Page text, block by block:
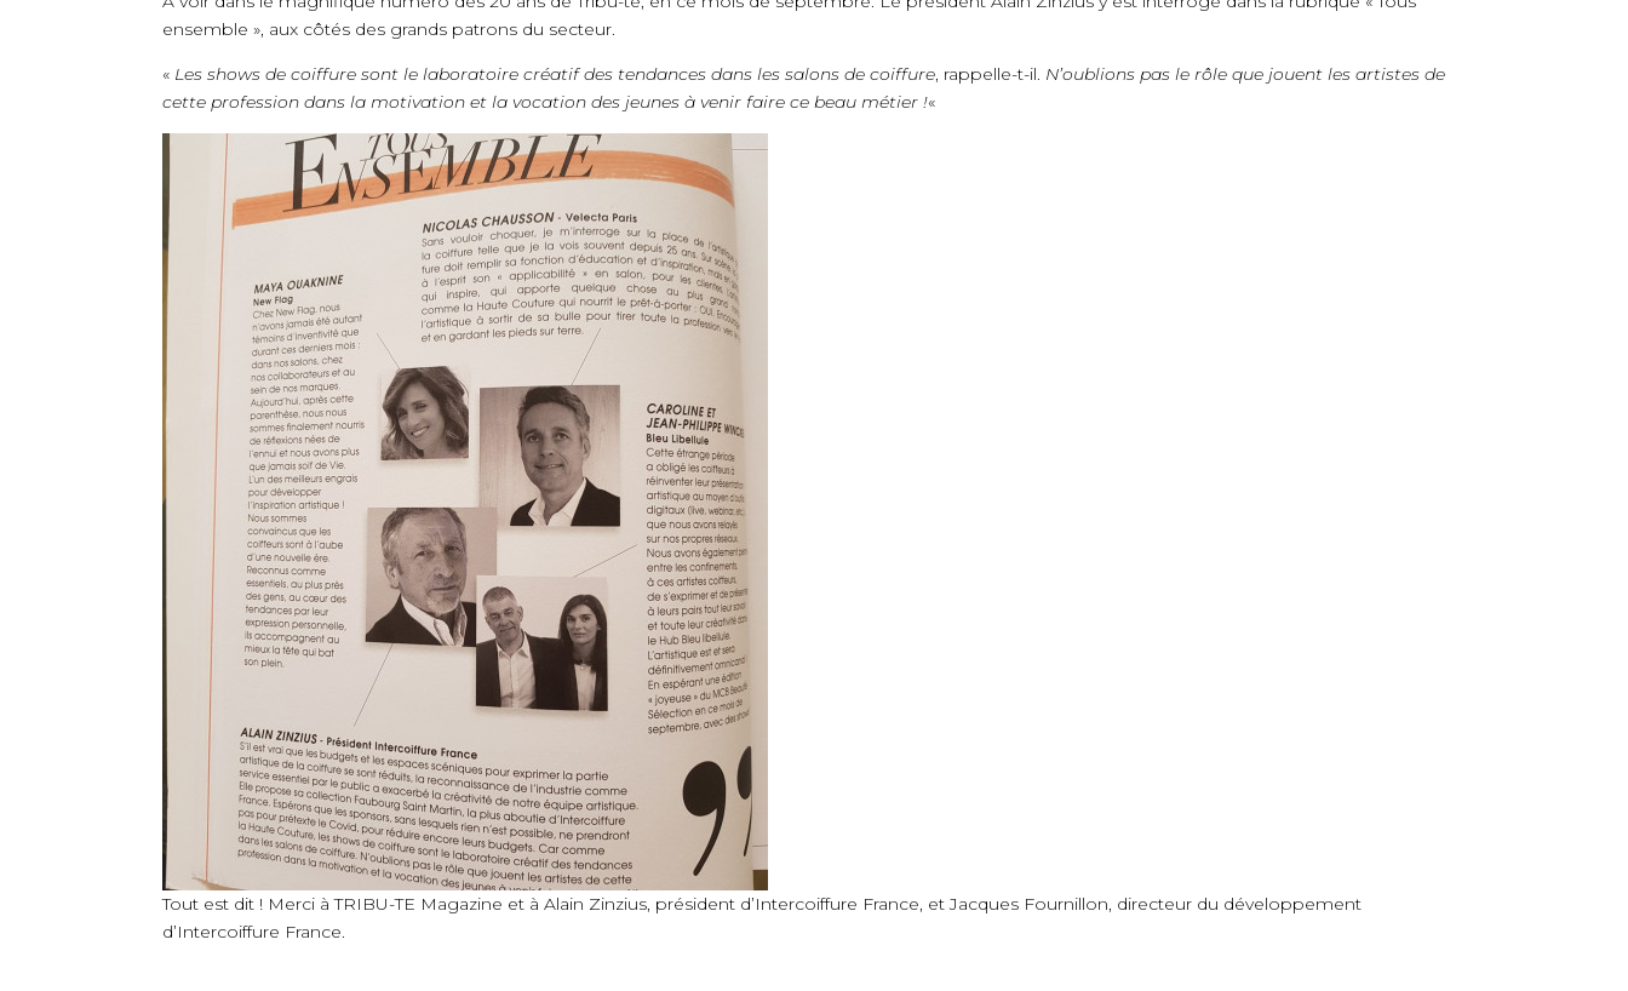
ensemble », aux côtés des grands patrons du secteur.
« Les shows de coiffure sont le laboratoire créatif des tendances dans les salons de coiffure, rappelle-t-il. N’oublions pas le rôle que jouent les artistes de
cette profession dans la motivation et la vocation des jeunes à venir faire ce beau métier !«
Tout est dit ! Merci à TRIBU-TE Magazine et à Alain Zinzius, président d’Intercoiffure France, et Jacques Fournillon, directeur du développement
d’Intercoiffure France.